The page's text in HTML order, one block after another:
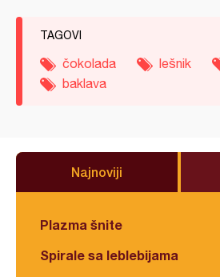
TAGOVI
čokolada lešnik
baklava
Najnoviji
Plazma šnite
Spirale sa leblebijama